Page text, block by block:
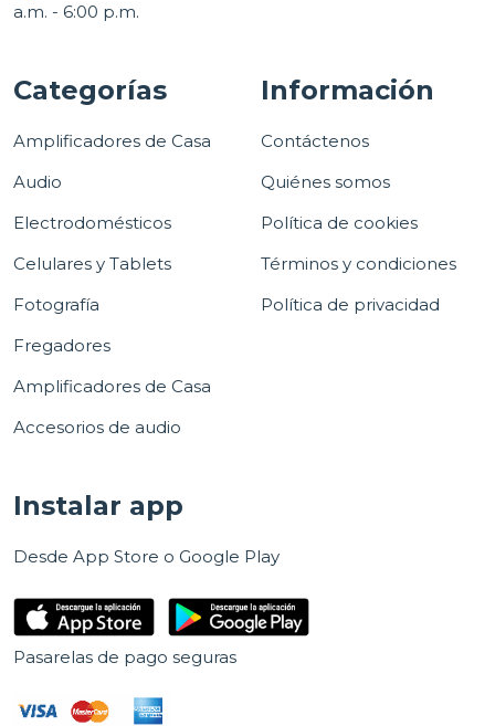
a.m. - 6:00 p.m.
Categorías
Amplificadores de Casa
Audio
Electrodomésticos
Celulares y Tablets
Fotografía
Fregadores
Amplificadores de Casa
Accesorios de audio
Información
Contáctenos
Quiénes somos
Política de cookies
Términos y condiciones
Política de privacidad
Instalar app
Desde App Store o Google Play
Pasarelas de pago seguras